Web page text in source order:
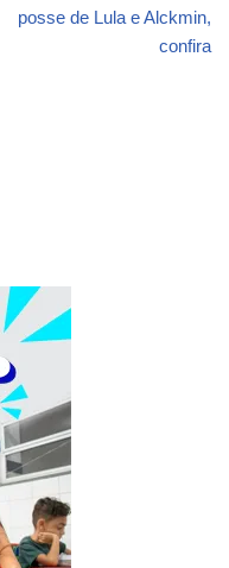
posse de Lula e Alckmin,
confira